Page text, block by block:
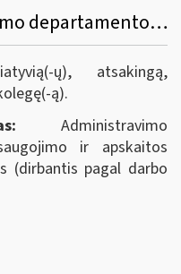
VMI prie FM Administravimo departamento Dokumentų saugojimo ir apskaitos skyrius ieško darbuotojo Panevėžyje
ų), atsakingą,
ą).
Administravimo
ir apskaitos
(dirbantis pagal darbo